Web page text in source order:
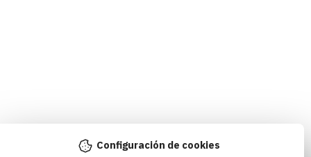
Configuración de cookies